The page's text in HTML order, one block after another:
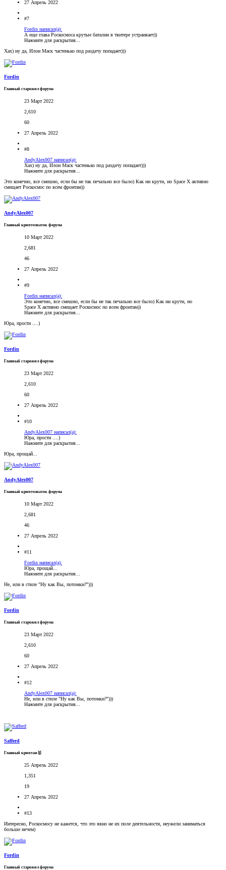
27 Апрель 2022
#7
Fordin написал(а):
А еще глава Роскосмоса крутые баталии в твитере устраивает))
Нажмите для раскрытия...
Хах) ну да, Илон Маск частенько под раздачу попадает)))
Fordin
Главный старожил форума
23 Март 2022
2,610
60
27 Апрель 2022
#8
AndyAlex007 написал(а):
Хах) ну да, Илон Маск частенько под раздачу попадает)))
Нажмите для раскрытия...
Это конечно, все смешно, если бы не так печально все было) Как ни крути, но Space X активно
смещает Роскосмос по всем фронтам))
AndyAlex007
Главный криптознаток форума
10 Март 2022
2,681
46
27 Апрель 2022
#9
Fordin написал(а):
Это конечно, все смешно, если бы не так печально все было) Как ни крути, но
Space X активно смещает Роскосмос по всем фронтам))
Нажмите для раскрытия...
Юра, прости ....)
Fordin
Главный старожил форума
23 Март 2022
2,610
60
27 Апрель 2022
#10
AndyAlex007 написал(а):
Юра, прости ....)
Нажмите для раскрытия...
Юра, прощай...
AndyAlex007
Главный криптознаток форума
10 Март 2022
2,681
46
27 Апрель 2022
#11
Fordin написал(а):
Юра, прощай...
Нажмите для раскрытия...
Не, или в стиле "Ну как Вы, потомки?")))
Fordin
Главный старожил форума
23 Март 2022
2,610
60
27 Апрель 2022
#12
AndyAlex007 написал(а):
Не, или в стиле "Ну как Вы, потомки?")))
Нажмите для раскрытия...
Safferd
Главный криптан🥇
25 Апрель 2022
1,351
19
27 Апрель 2022
#13
Интересно, Роскосмосу не кажется, что это явно не их поле деятельности, неужели заниматься
больше нечем)
Fordin
Главный старожил форума